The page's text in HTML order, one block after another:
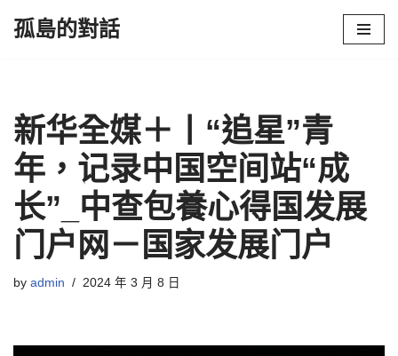
孤島的對話
新华全媒＋丨“追星”青
年，记录中国空间站“成
长”_中查包養心得国发展
门户网－国家发展门户
by admin 2024 年 3 月 8 日